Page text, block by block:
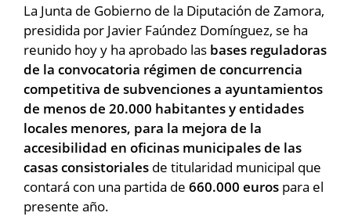
La Junta de Gobierno de la Diputación de Zamora,
presidida por Javier Faúndez Domínguez, se ha
reunido hoy y ha aprobado las bases reguladoras
de la convocatoria régimen de concurrencia
competitiva de subvenciones a ayuntamientos
de menos de 20.000 habitantes y entidades
locales menores, para la mejora de la
accesibilidad en oficinas municipales de las
casas consistoriales de titularidad municipal que
contará con una partida de 660.000 euros para el
presente año.